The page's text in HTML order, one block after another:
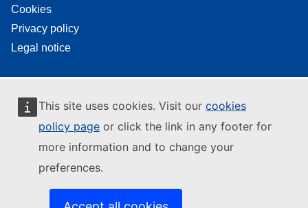
This site uses cookies. Visit our cookies
policy page or click the link in any footer for
more information and to change your
preferences.
Cookies
Privacy policy
Legal notice